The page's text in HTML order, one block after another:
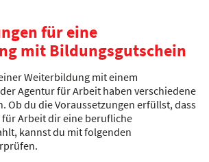
für eine
mit Bildungsgutschein
Weiterbildung mit einem
Agentur für Arbeit haben verschiedene
Ob du die Voraussetzungen erfüllst, dass
Arbeit dir eine berufliche
kannst du mit folgenden